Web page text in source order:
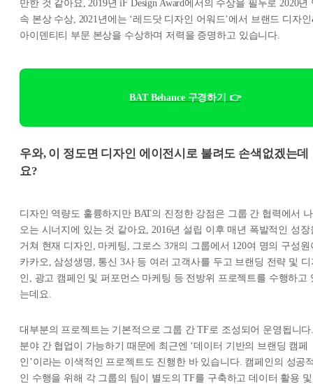
만한 것 같아요, 2019년 iF Design Award에서의 수상을 필두로 2020년
속 본상 수상, 2021년에는 ‘레드닷 디자인 어워드’에서 브랜드 디자
아이덴티티 부문 본상을 수상하며 저력을 증명하고 있습니다.
BAT Behance 구경하기 👉
우와, 이 정도면 디자인 에이전시로 불려도 손색없겠는데
요?
디자인 역량도 훌륭하지만 BAT의 진정한 강점은 그룹 간 협력에서 나
오는 시너지에 있는 것 같아요, 2016년 설립 이후 매년 폭발적인 성장
거쳐 현재 디자인, 마케팅, 그로스 3개의 그룹에서 120여 명의 구성원
카카오, 삼성생명, 통신 3사 등 여러 고객사를 두고 브랜딩 전략 및 디
인, 광고 캠페인 및 퍼포먼스 마케팅 등 전방위 프로젝트를 수행하고
는데요.
대부분의 프로젝트는 기본적으로 그룹 간 TF로 조성되어 운영됩니다
분야 간 협업이 가능하기 때문에 최근엔 ‘데이터 기반의 브랜딩 캠페
인’이라는 이색적인 프로젝트도 진행한 바 있습니다. 캠페인의 성공
인 수행을 위해 각 그룹의 팀이 별도의 TF를 구축하고 데이터 활용 및